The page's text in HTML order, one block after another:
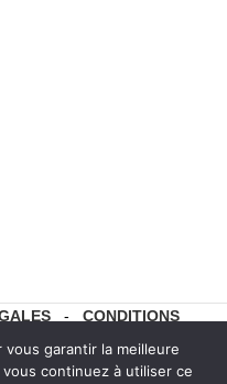
- CONDITIONS
VENTEgarantir la meilleure
continuez à utiliser ce